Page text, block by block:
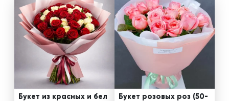
Букет из красных и бел
Букет розовых роз (50-